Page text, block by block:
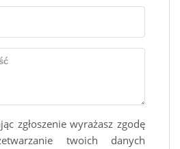
zgłoszenie wyrażasz zgodę
twoich danych